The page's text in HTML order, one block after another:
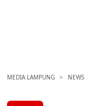
MEDIA LAMPUNG NEWS